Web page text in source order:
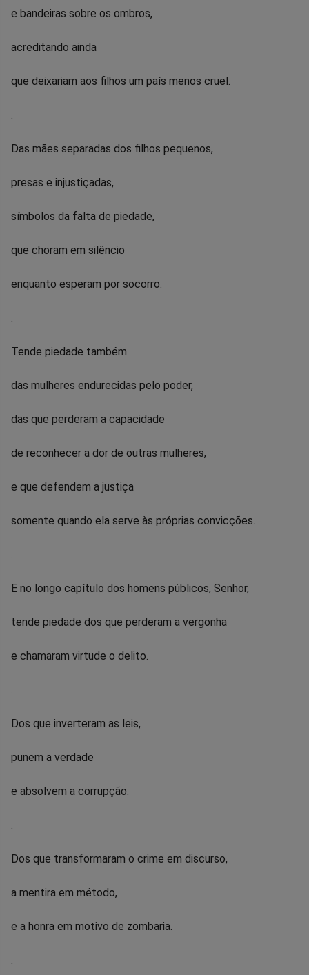
e bandeiras sobre os ombros,
acreditando ainda
que deixariam aos filhos um país menos cruel.
Das mães separadas dos filhos pequenos,
presas e injustiçadas,
símbolos da falta de piedade,
que choram em silêncio
enquanto esperam por socorro.
Tende piedade também
das mulheres endurecidas pelo poder,
das que perderam a capacidade
de reconhecer a dor de outras mulheres,
e que defendem a justiça
somente quando ela serve às próprias convicções.
E no longo capítulo dos homens públicos, Senhor,
tende piedade dos que perderam a vergonha
e chamaram virtude o delito.
Dos que inverteram as leis,
punem a verdade
e absolvem a corrupção.
Dos que transformaram o crime em discurso,
a mentira em método,
e a honra em motivo de zombaria.